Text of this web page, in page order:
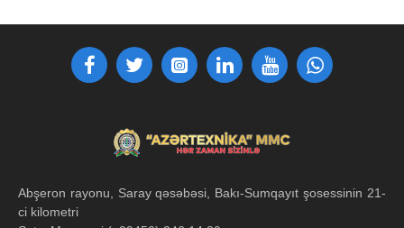
Abşeron rayonu, Saray qəsəbəsi, Bakı-Sumqayıt şosessinin 21-
ci kilometri